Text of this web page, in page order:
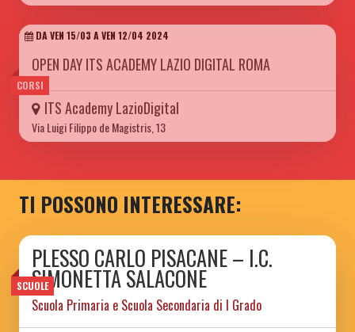
CORSI
DA VEN 15/03 A VEN 12/04 2024
OPEN DAY ITS ACADEMY LAZIO DIGITAL ROMA
ITS Academy LazioDigital
Via Luigi Filippo de Magistris, 13
TI POSSONO INTERESSARE:
SCUOLE
PLESSO CARLO PISACANE – I.C.
SIMONETTA SALACONE
Scuola Primaria e Scuola Secondaria di I Grado